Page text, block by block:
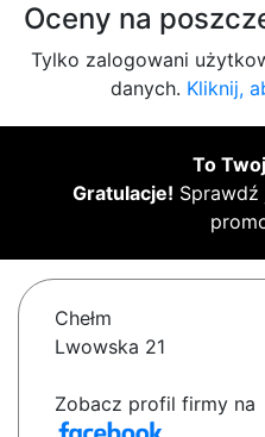
Oceny na
Tylko zalogowani
danych. Kliknij,
To
Gratulacje! Sprawdź
Chełm
Lwowska 21
Zobacz profil firmy na